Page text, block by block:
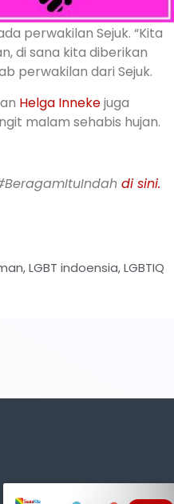
perwakilan Sejuk. “Kita
di sana kita diberikan
perwakilan dari Sejuk.
Helga Innekejuga
malam sehabis hujan.
di sini.
,LGBT indoensia,LGBTIQ